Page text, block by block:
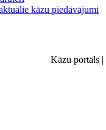
Kāzu portāls